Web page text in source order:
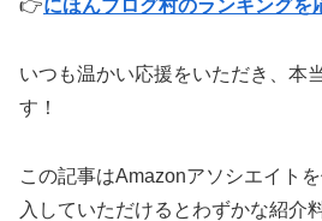
👉にほんブログ村のランキングを
いつも温かい応援をいただき、本
す！
この記事はAmazonアソシエイト
入していただけるとわずかな紹介